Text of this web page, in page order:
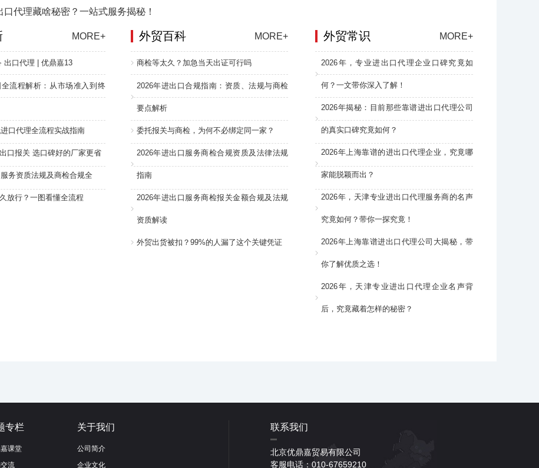
口代理藏啥秘密？一站式服务揭秘！
MORE+
出口代理 | 优鼎嘉13
流程解析：从市场准入到终
口代理全流程实战指南
口报关 选口碑好的厂家更省
务资质法规及商检合规全
放行？一图看懂全流程
外贸常识 MORE+
2026年，专业进出口代理企业口碑究竟如
何？一文带你深入了解！
2026年揭秘：目前那些靠谱进出口代理公司
的真实口碑究竟如何？
2026年上海靠谱的进出口代理企业，究竟哪
家能脱颖而出？
2026年，天津专业进出口代理服务商的名声
究竟如何？带你一探究竟！
2026年上海靠谱进出口代理公司大揭秘，带
你了解优质之选！
2026年，天津专业进出口代理企业名声背
后，究竟藏着怎样的秘密？
外贸百科 MORE+
商检等太久？加急当天出证可行吗
2026年进出口合规指南：资质、法规与商检
要点解析
委托报关与商检，为何不必绑定同一家？
2026年进出口服务商检合规资质及法律法规
指南
2026年进出口服务商检报关金额合规及法规
资质解读
外贸出货被扣？99%的人漏了这个关键凭证
专栏
课堂
流
关于我们
公司简介
企业文化
联系我们
北京优鼎嘉贸易有限公司
客服电话：010-67659210